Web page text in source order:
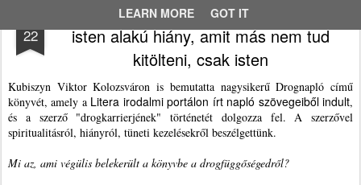
LEARN MORE GOT IT
22
Kubiszyn Viktor: mindenkiben van egy
isten alakú hiány, amit más nem tud
kitölteni, csak isten
Kubiszyn Viktor Kolozsváron is bemutatta nagysikerű Drognapló című
könyvét, amely a Litera irodalmi portálon írt napló szövegeiből indult,
és a szerző "drogkarrierjének" történetét dolgozza fel. A szerzővel
spiritualitásról, hiányról, tüneti kezelésekről beszélgettünk.
Mi az, ami végülis belekerült a könyvbe a drogfüggőségedről?